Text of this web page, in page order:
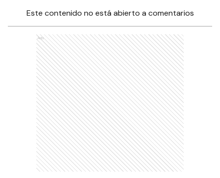
Este contenido no está abierto a comentarios
Ads